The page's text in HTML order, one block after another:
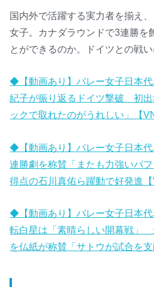
国内外で活躍する実力者を揃え
女子。カナダラウンドで3連勝を
とができるのか。ドイツとの戦い
◆【動画あり】バレー女子日本
紀子が振り返るドイツ撃破 初出
ックで取れたのがうれしい」【
◆【動画あり】バレー女子日本
連勝劇を称賛「またも力強いパ
得点の石川真佑ら躍動で好発進【
◆【動画あり】バレー女子日本
転白星は「素晴らしい開幕戦」
を仏紙が称賛「サトウが試合を支